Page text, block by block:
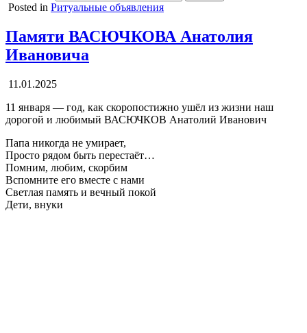
Posted in Ритуальные объявления
Памяти ВАСЮЧКОВА Анатолия
Ивановича
11.01.2025
11 января — год, как скоропостижно ушёл из жизни наш
дорогой и любимый ВАСЮЧКОВ Анатолий Иванович
Папа никогда не умирает,
Просто рядом быть перестаёт…
Помним, любим, скорбим
Вспомните его вместе с нами
Светлая память и вечный покой
Дети, внуки